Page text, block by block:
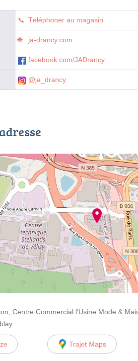
Téléphoner au magasin
ja-drancy.com
facebook.com/JADrancy
@ja_drancy
Centre Commercial l'Usine Mode &
Trajet Maps